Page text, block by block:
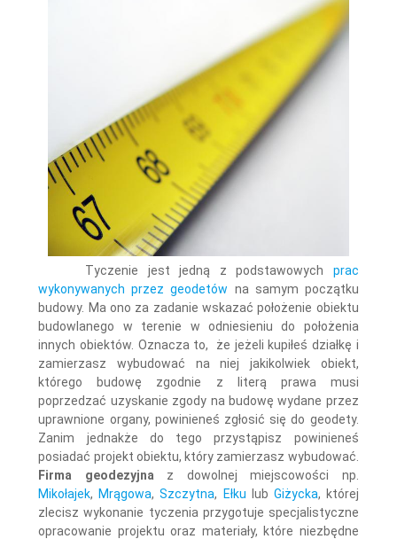
Tyczenie jest jedną z podstawowych prac
wykonywanych przez geodetów na samym początku
budowy. Ma ono za zadanie wskazać położenie obiektu
budowlanego w terenie w odniesieniu do położenia
innych obiektów. Oznacza to, że jeżeli kupiłeś działkę i
zamierzasz wybudować na niej jakikolwiek obiekt,
którego budowę zgodnie z literą prawa musi
poprzedzać uzyskanie zgody na budowę wydane przez
uprawnione organy, powinieneś zgłosić się do geodety.
Zanim jednakże do tego przystąpisz powinieneś
posiadać projekt obiektu, który zamierzasz wybudować.
Firma geodezyjna z dowolnej miejscowości np.
Mikołajek, Mrągowa,Szczytna, Ełku lub Giżycka, której
zlecisz wykonanie tyczenia przygotuje specjalistyczne
opracowanie projektu oraz materiały, które niezbędne